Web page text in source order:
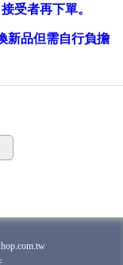
受者再下單。
新品但需自行負擔